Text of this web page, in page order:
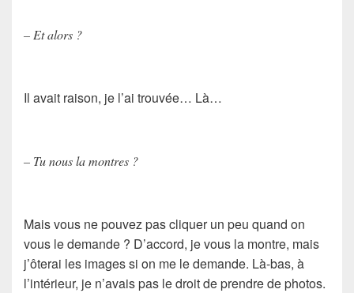
– Et alors ?
Il avait raison, je l’ai trouvée… Là…
– Tu nous la montres ?
Mais vous ne pouvez pas cliquer un peu quand on
vous le demande ? D’accord, je vous la montre, mais
j’ôterai les images si on me le demande. Là-bas, à
l’intérieur, je n’avais pas le droit de prendre de photos.